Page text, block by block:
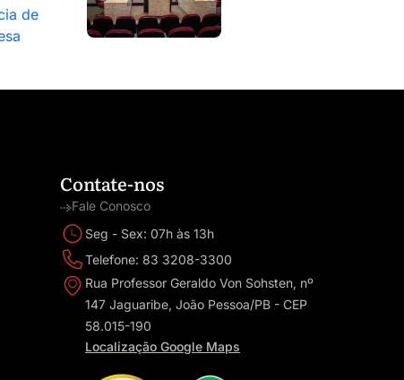
de
Contate-nos
Fale Conosco
Seg - Sex: 07h às 13h
Telefone: 83 3208-3300
Rua Professor Geraldo Von Sohsten, nº
147 Jaguaribe, João Pessoa/PB - CEP
58.015-190
Localização Google Maps